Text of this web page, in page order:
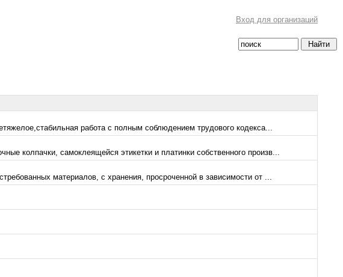
Вход для организаций
работа с полным соблюдением трудового кодекса...
колпачки, самоклеящейся этикетки и платинки собственного произв...
материалов, с хранения, просроченной в зависимости от ...